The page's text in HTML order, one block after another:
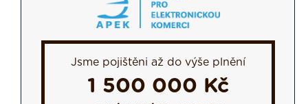
Jsme pojištěni až do výše plnění
1 500 000 Kč